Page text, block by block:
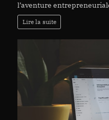
l’aventure
Lire la suite